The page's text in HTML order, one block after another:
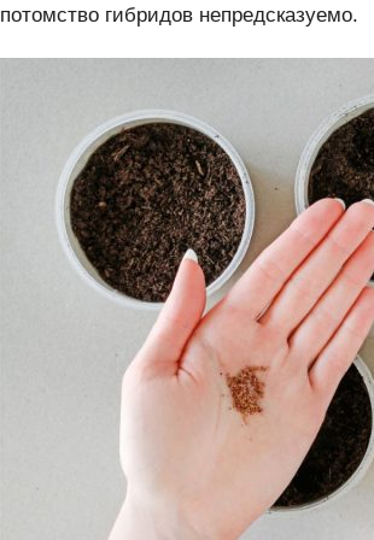
потомство гибридов непредсказуемо.